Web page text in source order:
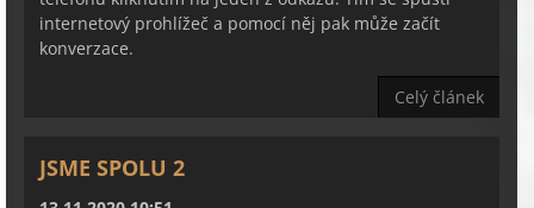
internetový prohlížeč a pomocí něj pak může začít
konverzace.
Celý článek
JSME SPOLU 2